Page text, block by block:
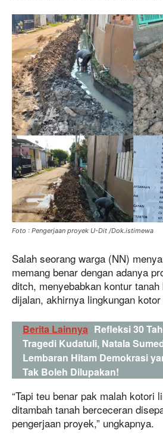
Foto : Pengerjaan proyek U-Dit /Dok.istimewa
Salah seorang warga (NN)
memang benar dengan adanya
ditch, menyebabkan kontur
dijalan, akhirnya lingkungan
Berita Lainnya Refleksi 30
Tragedi Kudatuli, Natala
Lembaran Hitam Demokrasi
Tak Boleh Dilupakan!
“Tapi teu benar pak malah kotori
ditambah tanah berceceran
pengerjaan proyek,” ungkapnya.